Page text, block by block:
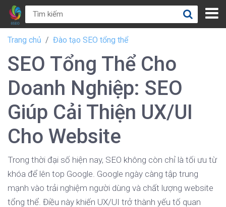
Trang chủ Đào tạo SEO tổng thể
SEO Tổng Thể Cho
Doanh Nghiệp: SEO
Giúp Cải Thiện UX/UI
Cho Website
Trong thời đại số hiện nay, SEO không còn chỉ là tối ưu từ
khóa để lên top Google. Google ngày càng tập trung
mạnh vào trải nghiệm người dùng và chất lượng website
tổng thể. Điều này khiến UX/UI trở thành yếu tố quan